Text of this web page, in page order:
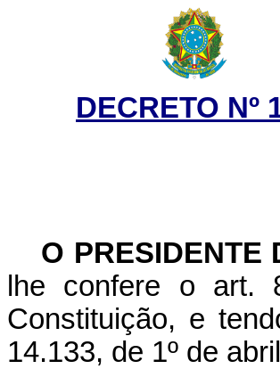
DECRETO Nº
O PRESIDENTE
lhe confere o art.
Constituição, e
14.133, de 1º de